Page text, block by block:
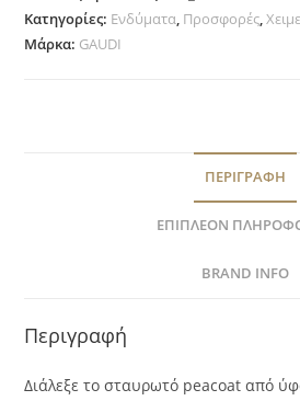
Κατηγορίες: Ενδύματα, Προσφορές,
Μάρκα: GAUDI
ΠΕΡΙΓΡΑΦΉ
ΕΠΙΠΛΈΟΝ
BRAND INFO
Περιγραφή
Διάλεξε το σταυρωτό peacoat από